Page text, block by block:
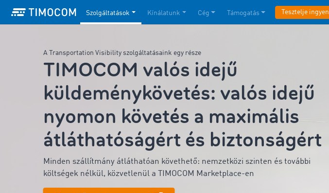
Szolgáltatások Kínálatunk Cég Támogatás Tesztelje ingyen
A Transportation Visibility szolgáltatásaink egy része
TIMOCOM valós idejű
küldeménykövetés: valós idejű
nyomon követés a maximális
átláthatóságért és biztonságért
Minden szállítmány átláthatóan követhető: nemzetközi szinten és további
költségek nélkül, közvetlenül a TIMOCOM Marketplace-en